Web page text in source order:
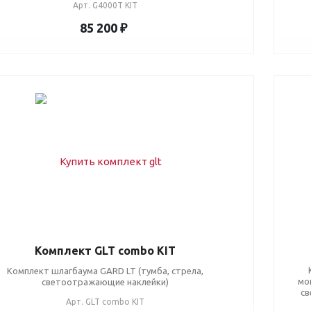
Арт. G4000T KIT
85 200 ₽
Комплект GLT combo KIT
Комплект шлагбаума GARD LT (тумба, стрела,
светоотражающие наклейки)
Арт. GLT combo KIT